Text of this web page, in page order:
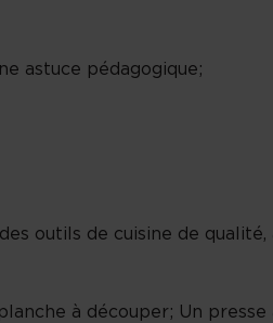
astuce pédagogique;
outils de cuisine de
à découper; Un